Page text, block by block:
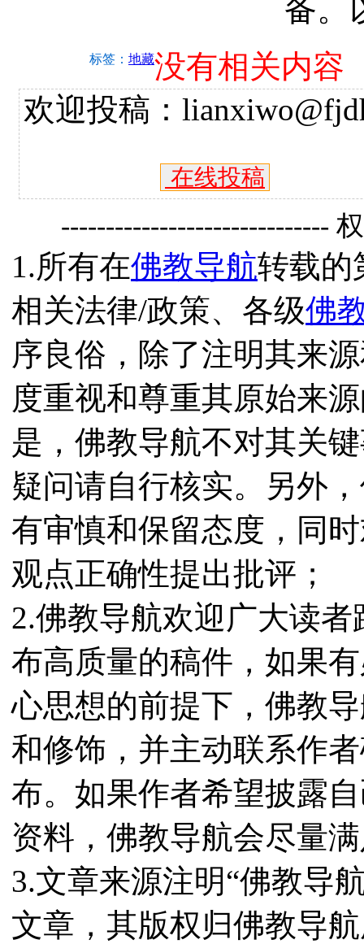
备。
标签： 地藏没有相关内容
欢迎投稿：
在线投稿
------------------------------
1.所有在佛教导航转载的
相关法律/政策、各级佛
序良俗，除了注明其来
度重视和尊重其原始来
是，佛教导航不对其关
疑问请自行核实。另外
有审慎和保留态度，同
观点正确性提出批评；
2.佛教导航欢迎广大读
布高质量的稿件，如果
心思想的前提下，佛教
和修饰，并主动联系作
布。如果作者希望披露
资料，佛教导航会尽量
3.文章来源注明“佛教导
文章，其版权归佛教导